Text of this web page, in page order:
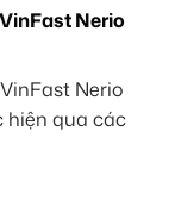
Nerio
Nerio
hiện qua các